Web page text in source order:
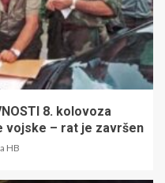
8. kolovoza
vojske – rat je završen
HB